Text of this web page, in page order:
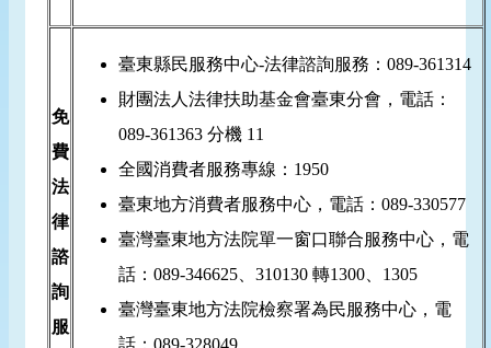
免
費
法
律
諮
詢
服
臺東縣民服務中心-法律諮詢服務：089-361314
財團法人法律扶助基金會臺東分會，電話：
089-361363 分機 11
全國消費者服務專線：1950
臺東地方消費者服務中心，電話：089-330577
臺灣臺東地方法院單一窗口聯合服務中心，電
話：089-346625、310130 轉1300、1305
臺灣臺東地方法院檢察署為民服務中心，電